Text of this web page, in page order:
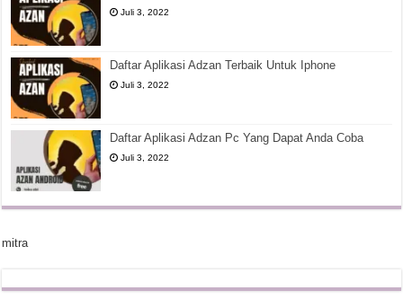
Juli 3, 2022
Daftar Aplikasi Adzan Terbaik Untuk Iphone
Juli 3, 2022
Daftar Aplikasi Adzan Pc Yang Dapat Anda Coba
Juli 3, 2022
mitra